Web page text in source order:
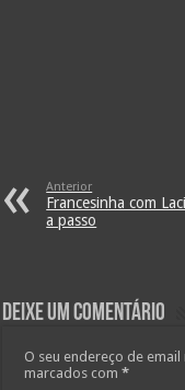
Anterior
Francesinha com
a passo
Deixe um comentário
O seu endereço de
marcados com*